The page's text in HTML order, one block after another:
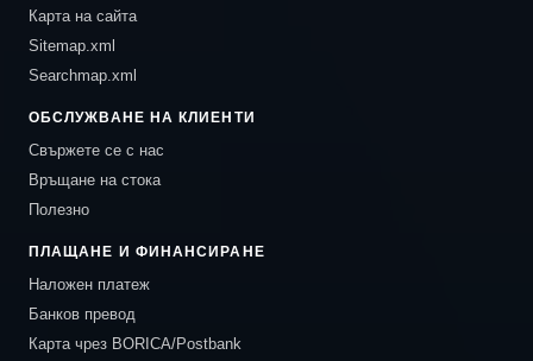
Карта на сайта
Sitemap.xml
Searchmap.xml
ОБСЛУЖВАНЕ НА КЛИЕНТИ
Свържете се с нас
Връщане на стока
Полезно
ПЛАЩАНЕ И ФИНАНСИРАНЕ
Наложен платеж
Банков превод
Карта чрез BORICA/Postbank